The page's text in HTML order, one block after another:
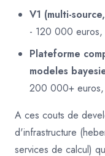
V1 (multi-
- 120 000 euros,
Plateforme
modeles
200 000+ euros,
A ces couts de
d'infrastructure
services de calcul)